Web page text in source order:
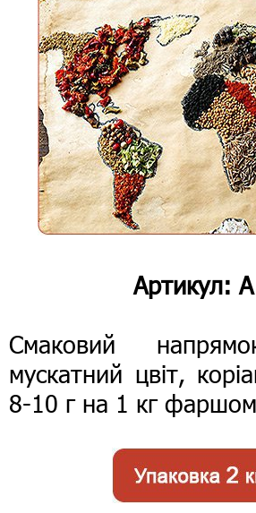
Артикул:
Смаковий
мускатний цвіт,
8-10 г на 1 кг